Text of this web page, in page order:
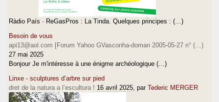
Ràdio País · ReGasPros : La Tinda. Quelques principes : (…)
Besoin de vous
api13@aol.com [Forum Yahoo GVasconha-doman 2005-05-27 n° (…)
27 mai 2025
Bonjour Je m'intéresse à une énigme archéologique (…)
Linxe - sculptures d’arbre sur pied
dret de la natura a l’escultura ! 16 avril 2025 , par Tederic MERGER